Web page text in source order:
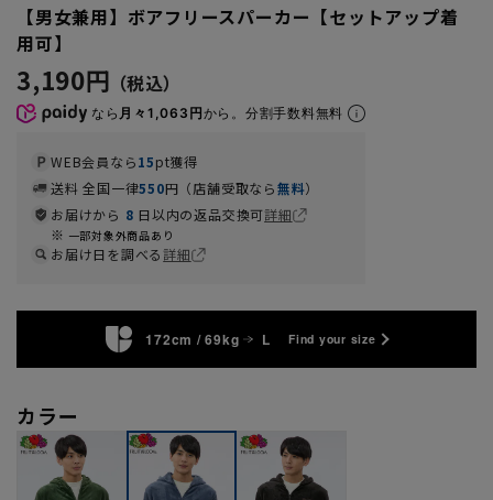
【男女兼用】ボアフリースパーカー【セットアップ着
用可】
3,190円
なら 月々1,063円から。分割手数料無料
WEB会員なら15pt獲得
送料 全国一律550円（店舗受取なら無料）
お届けから 8 日以内の返品交換可詳細
一部対象外商品あり
お届け日を調べる詳細
172cm / 69kg L Find your size
カラー